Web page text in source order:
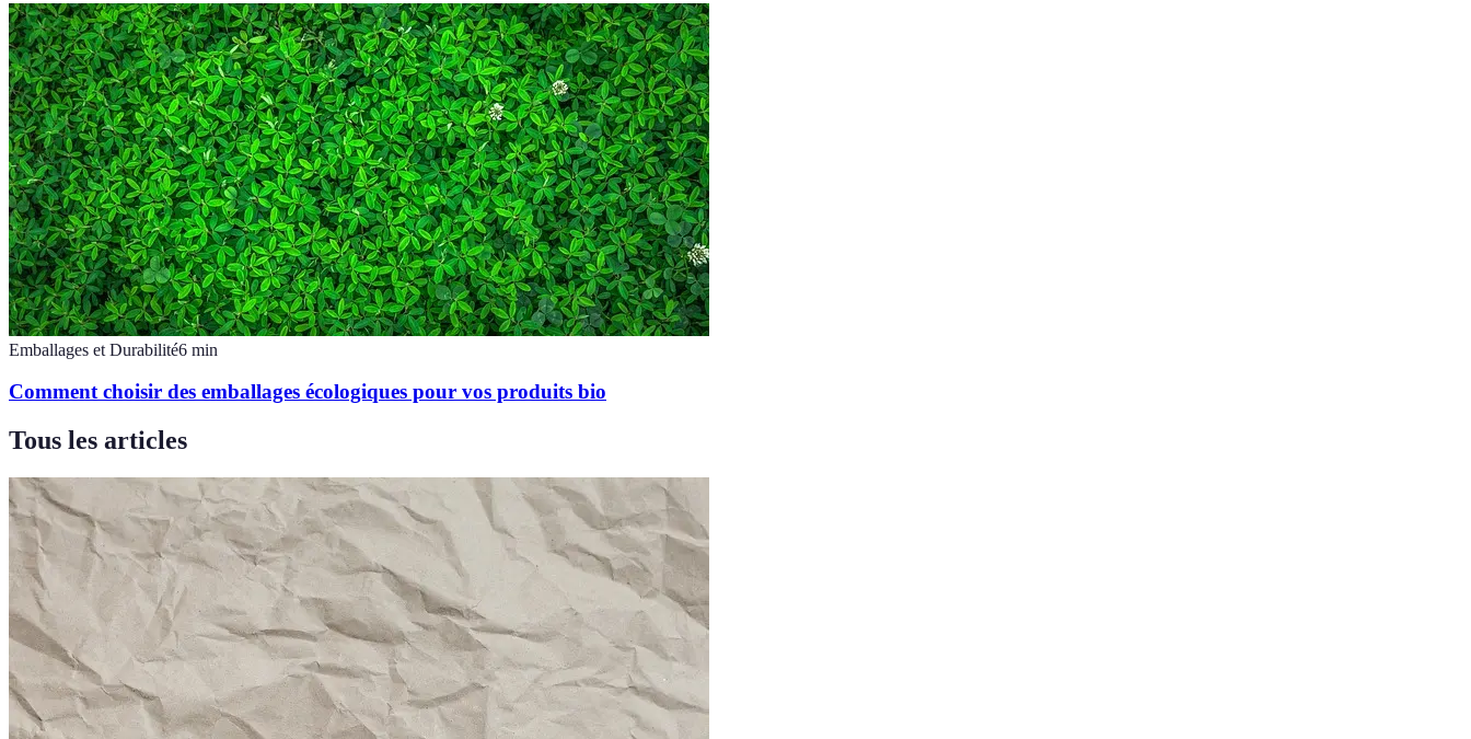
Emballages et Durabilité6 min
Comment choisir des emballages écologiques pour vos produits bio
Tous les articles